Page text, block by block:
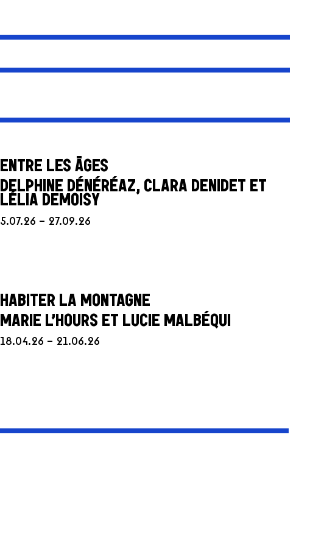
ENTRE LES ÂGES
DELPHINE DÉNÉRÉAZ, CLARA DENIDET ET
LÉLIA DEMOISY
5.07.26 – 27.09.26
HABITER LA MONTAGNE
MARIE L’HOURS ET LUCIE MALBÉQUI
18.04.26 – 21.06.26